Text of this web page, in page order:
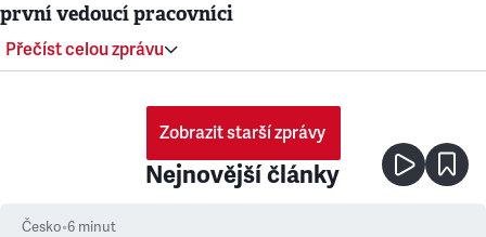
první vedoucí pracovníci
Přečíst celou zprávu
Zobrazit starší zprávy
Nejnovější články
Česko•6 minut